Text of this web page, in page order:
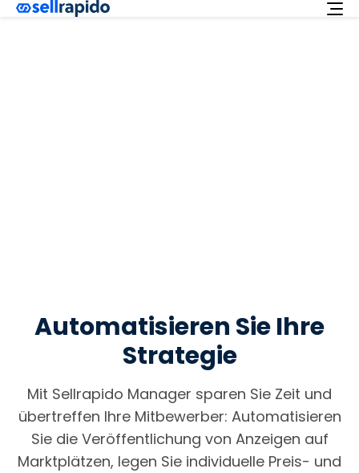
Automatisieren Sie Ihre
Strategie
Mit Sellrapido Manager sparen Sie Zeit und
übertreffen Ihre Mitbewerber: Automatisieren
Sie die Veröffentlichung von Anzeigen auf
Marktplätzen, legen Sie individuelle Preis- und